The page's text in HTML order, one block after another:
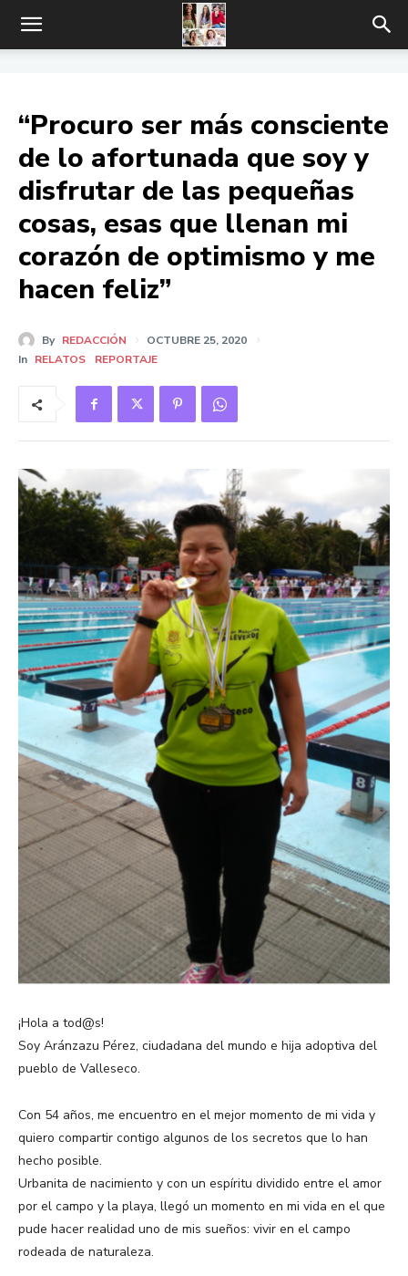
“Procuro ser más consciente
de lo afortunada que soy y
disfrutar de las pequeñas
cosas, esas que llenan mi
corazón de optimismo y me
hacen feliz”
By REDACCIÓN
OCTUBRE 25, 2020
In RELATOS REPORTAJE
¡Hola a tod@s!
Soy Aránzazu Pérez, ciudadana del mundo e hija adoptiva del
pueblo de Valleseco.
Con 54 años, me encuentro en el mejor momento de mi vida y
quiero compartir contigo algunos de los secretos que lo han
hecho posible.
Urbanita de nacimiento y con un espíritu dividido entre el amor
por el campo y la playa, llegó un momento en mi vida en el que
pude hacer realidad uno de mis sueños: vivir en el campo
rodeada de naturaleza.